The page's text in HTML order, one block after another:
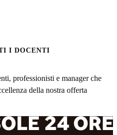
I DOCENTI
professionisti e manager che
della nostra offerta